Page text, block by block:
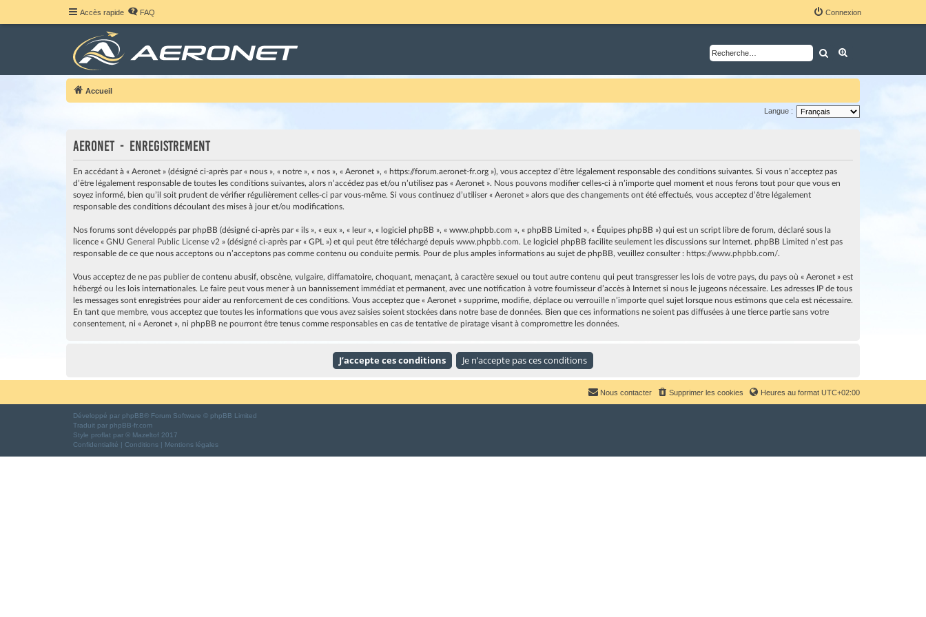
Accès rapide FAQ Connexion
Rechercher
Accueil
Langue :
Aeronet - Enregistrement
En accédant à « Aeronet » (désigné ci-après par « nous », « notre », « nos », « Aeronet », « https://forum.aeronet-fr.org »), vous acceptez d’être légalement responsable des conditions suivantes. Si vous n’acceptez pas
d’être légalement responsable de toutes les conditions suivantes, alors n’accédez pas et/ou n’utilisez pas « Aeronet ». Nous pouvons modifier celles-ci à n’importe quel moment et nous ferons tout pour que vous en
soyez informé, bien qu’il soit prudent de vérifier régulièrement celles-ci par vous-même. Si vous continuez d’utiliser « Aeronet » alors que des changements ont été effectués, vous acceptez d’être légalement
responsable des conditions découlant des mises à jour et/ou modifications.
Nos forums sont développés par phpBB (désigné ci-après par « ils », « eux », « leur », « logiciel phpBB », « www.phpbb.com », « phpBB Limited », « Équipes phpBB ») qui est un script libre de forum, déclaré sous la
licence « GNU General Public License v2 » (désigné ci-après par « GPL ») et qui peut être téléchargé depuis www.phpbb.com. Le logiciel phpBB facilite seulement les discussions sur Internet. phpBB Limited n’est pas
responsable de ce que nous acceptons ou n’acceptons pas comme contenu ou conduite permis. Pour de plus amples informations au sujet de phpBB, veuillez consulter : https://www.phpbb.com/.
Vous acceptez de ne pas publier de contenu abusif, obscène, vulgaire, diffamatoire, choquant, menaçant, à caractère sexuel ou tout autre contenu qui peut transgresser les lois de votre pays, du pays où « Aeronet » est
hébergé ou les lois internationales. Le faire peut vous mener à un bannissement immédiat et permanent, avec une notification à votre fournisseur d’accès à Internet si nous le jugeons nécessaire. Les adresses IP de tous
les messages sont enregistrées pour aider au renforcement de ces conditions. Vous acceptez que « Aeronet » supprime, modifie, déplace ou verrouille n’importe quel sujet lorsque nous estimons que cela est nécessaire.
En tant que membre, vous acceptez que toutes les informations que vous avez saisies soient stockées dans notre base de données. Bien que ces informations ne soient pas diffusées à une tierce partie sans votre
consentement, ni « Aeronet », ni phpBB ne pourront être tenus comme responsables en cas de tentative de piratage visant à compromettre les données.
Heures au format UTC+02:00
Supprimer les cookies
Nous contacter
Développé par phpBB® Forum Software © phpBB Limited
Traduit par phpBB-fr.com
Style proflat par © Mazeltof 2017
Confidentialité | Conditions | Mentions légales